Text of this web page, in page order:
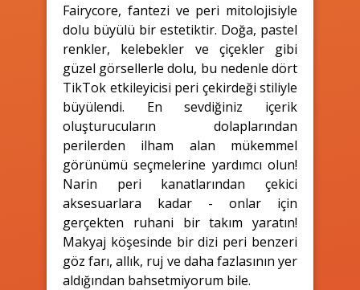
Fairycore, fantezi ve peri mitolojisiyle
dolu büyülü bir estetiktir. Doğa, pastel
renkler, kelebekler ve çiçekler gibi
güzel görsellerle dolu, bu nedenle dört
TikTok etkileyicisi peri çekirdeği stiliyle
büyülendi. En sevdiğiniz içerik
oluşturucuların dolaplarından
perilerden ilham alan mükemmel
görünümü seçmelerine yardımcı olun!
Narin peri kanatlarından çekici
aksesuarlara kadar - onlar için
gerçekten ruhani bir takım yaratın!
Makyaj köşesinde bir dizi peri benzeri
göz farı, allık, ruj ve daha fazlasının yer
aldığından bahsetmiyorum bile.